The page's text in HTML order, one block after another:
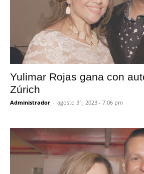
Yulimar Rojas gana con
Zúrich
Administrador - agosto 31, 2023 - 7:06 pm